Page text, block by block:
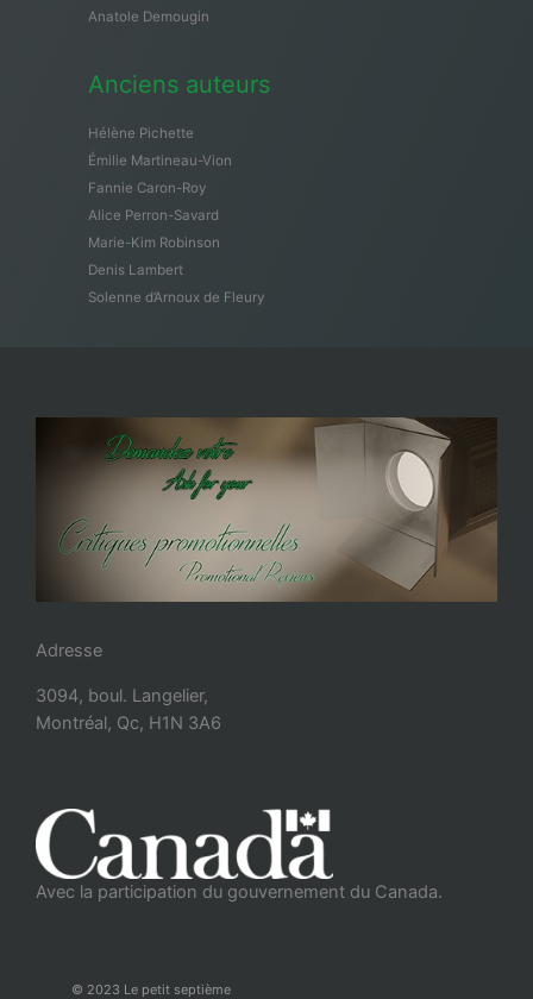
Anatole Demougin
Anciens auteurs
Hélène Pichette
Émilie Martineau-Vion
Fannie Caron-Roy
Alice Perron-Savard
Marie-Kim Robinson
Denis Lambert
Solenne d’Arnoux de Fleury
Adresse
3094, boul. Langelier,
Montréal, Qc, H1N 3A6
Avec la participation du gouvernement du Canada.
© 2023 Le petit septième